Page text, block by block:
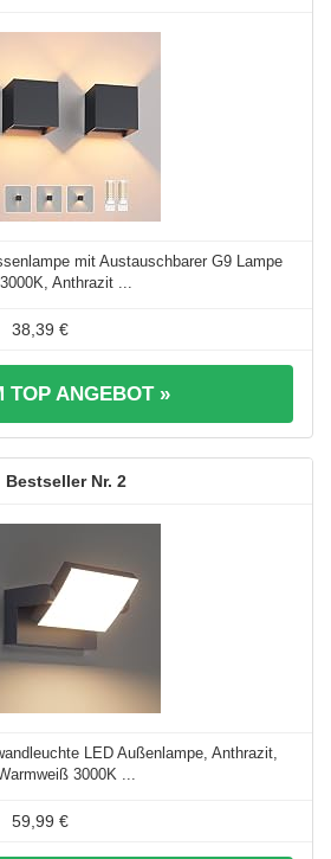
mit Austauschbarer G9 Lampe
3000K, Anthrazit ...
38,39 €
TOP ANGEBOT »
2
LED Außenlampe, Anthrazit,
3000K ...
59,99 €